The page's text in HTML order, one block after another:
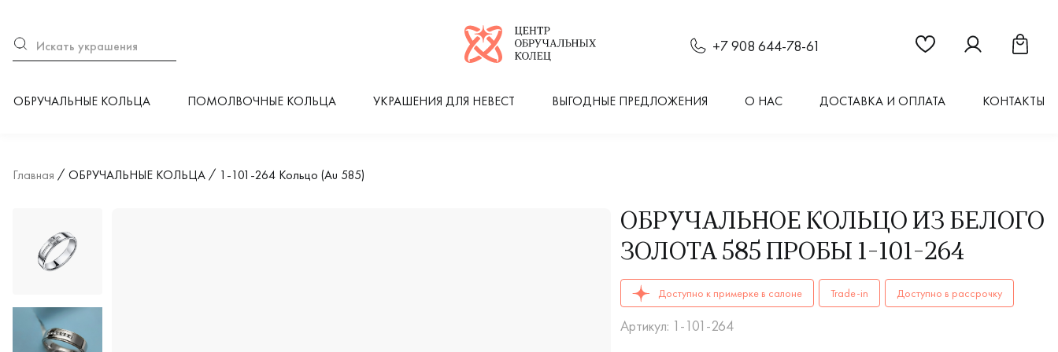
Логотип компании
+7 908 644-78-61 Ссылка на страницу
Ссылка наСсылка
ОБРУЧАЛЬНЫЕ КОЛЬЦА ПОМОЛВОЧНЫЕ КОЛЬЦА УКРАШЕНИЯ ДЛЯ НЕВЕСТ ВЫГОДНЫЕ ПРЕДЛОЖЕНИЯ О НАС ДОСТАВКА И ОПЛАТА КОНТАКТЫ
Главная ОБРУЧАЛЬНЫЕ КОЛЬЦА 1-101-264 Кольцо (Au 585)
ОБРУЧАЛЬНОЕ КОЛЬЦО ИЗ БЕЛОГО
ЗОЛОТА 585 ПРОБЫ 1-101-264
ОБРУЧАЛЬНЫЕ КОЛЬЦА женские, мужские, парные 1-101-264 AU 585
Доступно к примерке в салоне Trade-in Доступно в рассрочку
Артикул: 1-101-264